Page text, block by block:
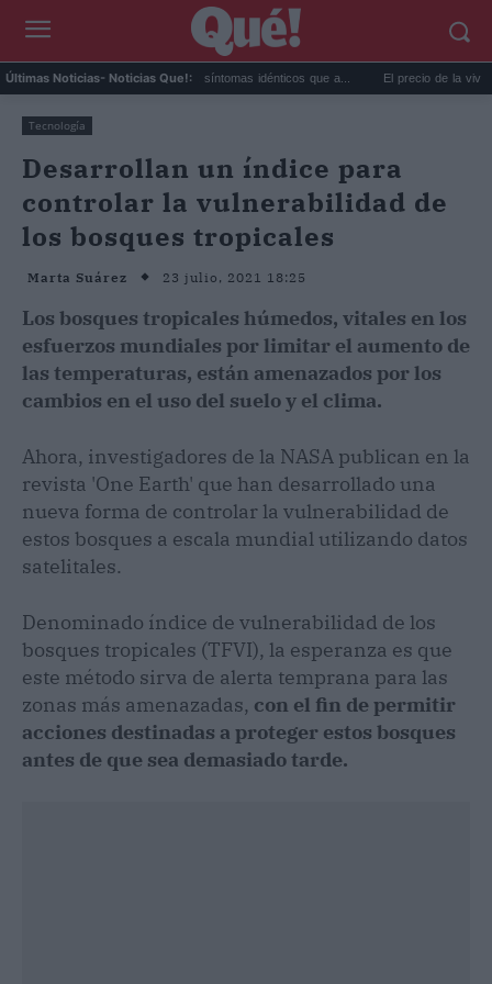
Últimas Noticias- Noticias Que!:
Calor extremo y ansiedad: síntomas idénticos que a... El precio de la vivienda en
Tecnología
Desarrollan un índice para
controlar la vulnerabilidad de
los bosques tropicales
Marta Suárez 23 julio, 2021 18:25
Los bosques tropicales húmedos, vitales en los
esfuerzos mundiales por limitar el aumento de
las temperaturas, están amenazados por los
cambios en el uso del suelo y el clima.
Ahora, investigadores de la NASA publican en la
revista 'One Earth' que han desarrollado una
nueva forma de controlar la vulnerabilidad de
estos bosques a escala mundial utilizando datos
satelitales.
Denominado índice de vulnerabilidad de los
bosques tropicales (TFVI), la esperanza es que
este método sirva de alerta temprana para las
zonas más amenazadas, con el fin de permitir
acciones destinadas a proteger estos bosques
antes de que sea demasiado tarde.